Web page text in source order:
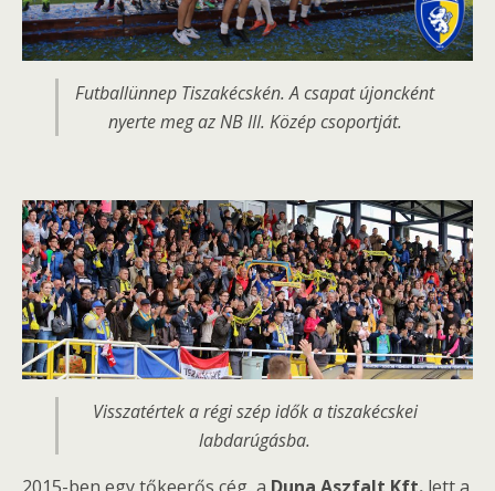
Futballünnep Tiszakécskén. A csapat újoncként
nyerte meg az NB III. Közép csoportját.
Visszatértek a régi szép idők a tiszakécskei
labdarúgásba.